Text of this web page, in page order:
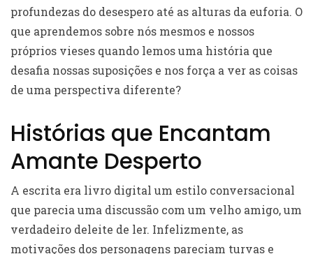
profundezas do desespero até as alturas da euforia. O
que aprendemos sobre nós mesmos e nossos
próprios vieses quando lemos uma história que
desafia nossas suposições e nos força a ver as coisas
de uma perspectiva diferente?
Histórias que Encantam
Amante Desperto
A escrita era livro digital um estilo conversacional
que parecia uma discussão com um velho amigo, um
verdadeiro deleite de ler. Infelizmente, as
motivações dos personagens pareciam turvas e